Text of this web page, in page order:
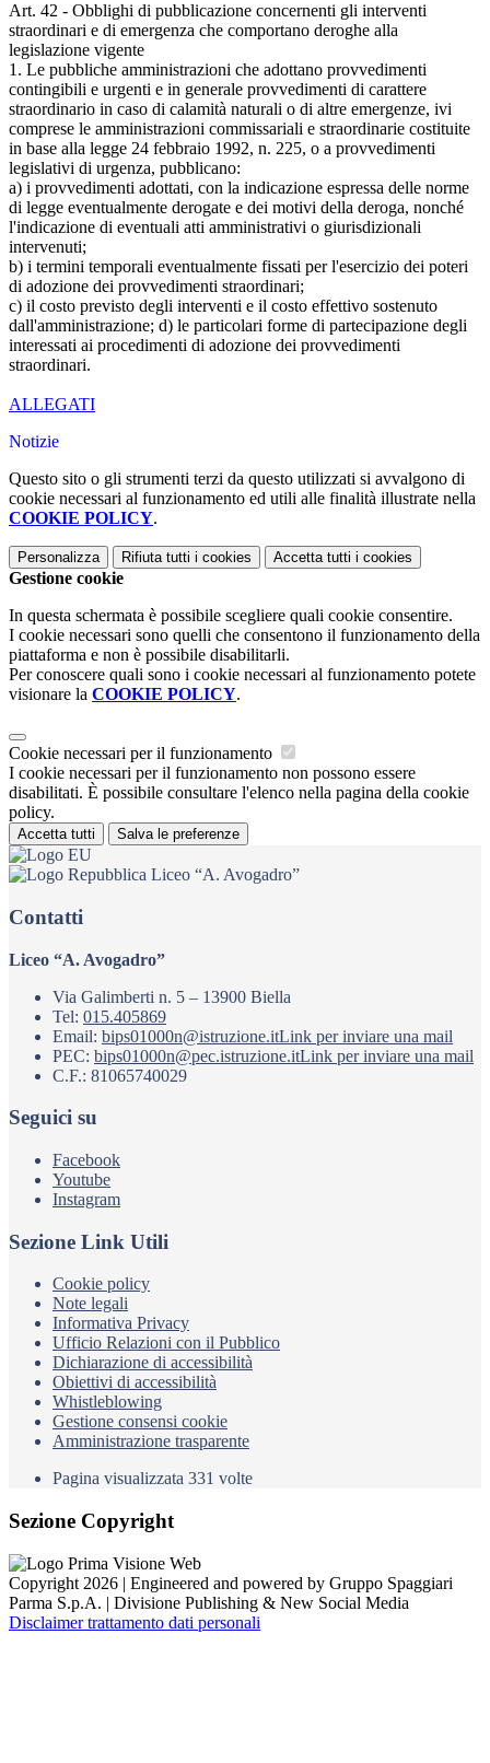
Art. 42 - Obblighi di pubblicazione concernenti gli interventi
straordinari e di emergenza che comportano deroghe alla
legislazione vigente
1. Le pubbliche amministrazioni che adottano provvedimenti
contingibili e urgenti e in generale provvedimenti di carattere
straordinario in caso di calamità naturali o di altre emergenze, ivi
comprese le amministrazioni commissariali e straordinarie costituite
in base alla legge 24 febbraio 1992, n. 225, o a provvedimenti
legislativi di urgenza, pubblicano:
a) i provvedimenti adottati, con la indicazione espressa delle norme
di legge eventualmente derogate e dei motivi della deroga, nonché
l'indicazione di eventuali atti amministrativi o giurisdizionali
intervenuti;
b) i termini temporali eventualmente fissati per l'esercizio dei poteri
di adozione dei provvedimenti straordinari;
c) il costo previsto degli interventi e il costo effettivo sostenuto
dall'amministrazione; d) le particolari forme di partecipazione degli
interessati ai procedimenti di adozione dei provvedimenti
straordinari.
ALLEGATI
Notizie
Questo sito o gli strumenti terzi da questo utilizzati si avvalgono di
cookie necessari al funzionamento ed utili alle finalità illustrate nella
COOKIE POLICY.
Personalizza Rifiuta tutti i cookies Accetta tutti i cookies
Gestione cookie
In questa schermata è possibile scegliere quali cookie consentire.
I cookie necessari sono quelli che consentono il funzionamento della
piattaforma e non è possibile disabilitarli.
Per conoscere quali sono i cookie necessari al funzionamento potete
visionare la COOKIE POLICY.
Cookie necessari per il funzionamento
I cookie necessari per il funzionamento non possono essere
disabilitati. È possibile consultare l'elenco nella pagina della cookie
policy.
Accetta tutti Salva le preferenze
Liceo “A. Avogadro”
Contatti
Liceo “A. Avogadro”
Via Galimberti n. 5 – 13900 Biella
Tel: 015.405869
Email: bips01000n@istruzione.itLink per inviare una mail
PEC: bips01000n@pec.istruzione.itLink per inviare una mail
C.F.: 81065740029
Seguici su
Facebook
Youtube
Instagram
Sezione Link Utili
Cookie policy
Note legali
Informativa Privacy
Ufficio Relazioni con il Pubblico
Dichiarazione di accessibilità
Obiettivi di accessibilità
Whistleblowing
Gestione consensi cookie
Amministrazione trasparente
Pagina visualizzata 331 volte
Sezione Copyright
Copyright 2026 | Engineered and powered by Gruppo Spaggiari
Parma S.p.A. | Divisione Publishing & New Social Media
Disclaimer trattamento dati personali